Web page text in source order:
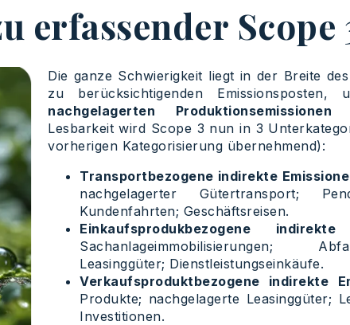
erfassender Scope
Die ganze Schwierigkeit liegt in der Breite
zu berücksichtigenden Emissionsposten,
nachgelagerten Produktionsemissionen
Lesbarkeit wird Scope 3 nun in 3
vorherigen Kategorisierung übernehmend):
Transportbezogene indirekte
nachgelagerter Gütertransport;
Kundenfahrten; Geschäftsreisen.
Einkaufsprodukbezogene indirekte
Sachanlageimmobilisierungen;
Leasinggüter; Dienstleistungseinkäufe.
Verkaufsproduktbezogene indirekte
Produkte; nachgelagerte Leasinggüter;
Investitionen.